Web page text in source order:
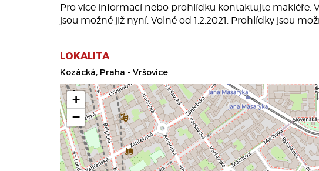
Pro více informací nebo prohlídku kontaktujte makléře.
jsou možné již nyní. Volné od 1.2.2021. Prohlídky jsou
LOKALITA
Kozácká, Praha - Vršovice
+
−